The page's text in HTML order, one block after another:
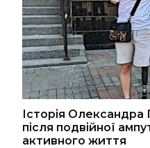
Історія Олександра
після подвійної
активного життя